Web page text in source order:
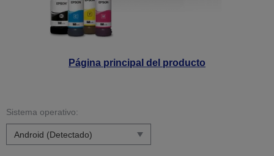
Página principal del producto
Sistema operativo: